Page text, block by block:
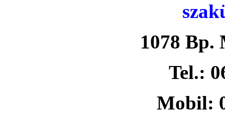
1078 Bp.
Tel.:
Mobil: